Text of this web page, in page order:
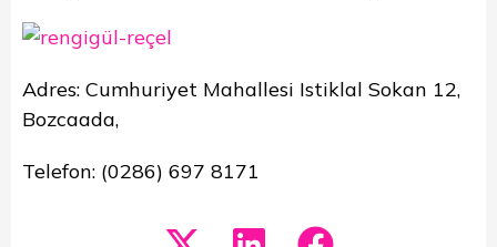
Adres: Cumhuriyet Mahallesi Istiklal Sokan 12,
Bozcaada,
Telefon: (0286) 697 8171